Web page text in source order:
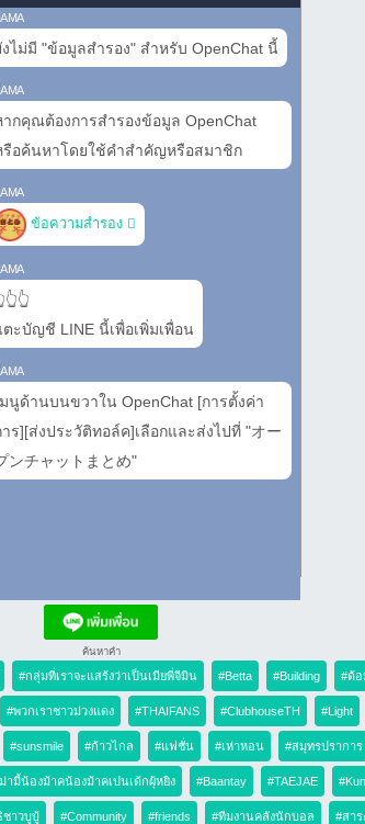
งไม่มี "ข้อมูลสำรอง" สำหรับ OpenChat นี้
กคุณต้องการสำรองข้อมูล OpenChat
รือค้นหาโดยใช้คำสำคัญหรือสมาชิก
ข้อความสำรอง
ตะบัญชี LINE นี้เพื่อเพิ่มเพื่อน
มนูด้านบนขวาใน OpenChat [การตั้งค่า
าร][ส่งประวัติทอล์ค]เลือกและส่งไปที่ "オー
ンチャットまとめ"
ค้นหาคำ
#กลุ่มที่เราจะแสร้งว่าเป็นเมียพี่จีมิน #Betta #Building #ด้อ
#พวกเราชาวม่วงแดง #THAIFANS #ClubhouseTH #Light
#sunsmile #ก้าวไกล #แฟชั่น #เห่าหอน #สมุทรปราการ
ามี้น้องม้าคน้องม้าคเปนเด้กผุ้หยิง #Baantay #TAEJAE
ชาวบูบู้ #Community #friends #ทีมงานคลังนักบอล #สาร